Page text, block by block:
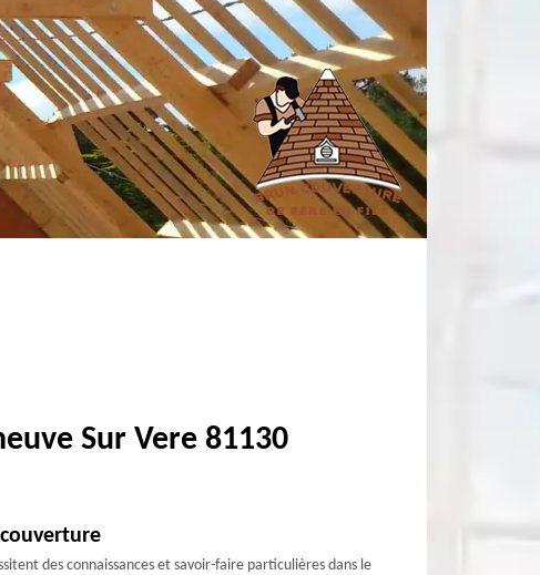
Sur Vere 81130
des connaissances et savoir-faire particulières dans le